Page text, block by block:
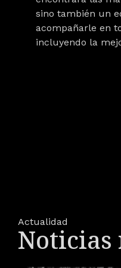
sino también un
acompañarle en
incluyendo la
Actualidad
Noticias